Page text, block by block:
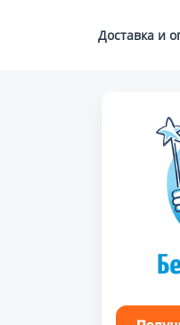
Доставка и